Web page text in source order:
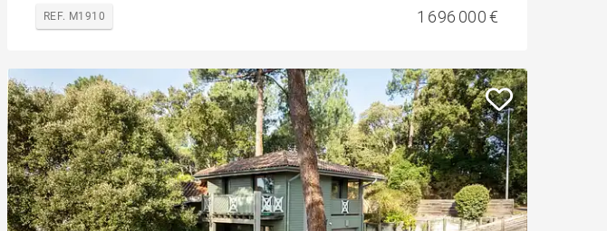
REF. M1910 1 696 000 €